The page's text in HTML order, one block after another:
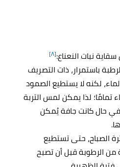
نبات النعناع:[٨]
باستمرار، ذات التصريف
لكنه لا يستطيع الصمود
تمامًا؛ لذا يمكن لمس التربة
حال كانت جافة يُمكن
الصباح، حتى تستطيع
الرطوبة قبل أن تصبح